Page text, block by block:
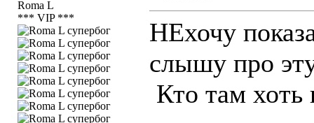
*** VIP ***
НЕхочу
слышу про
Кто там хоть